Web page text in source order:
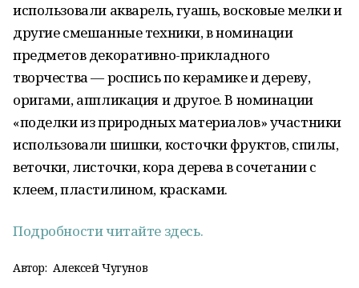
использовали акварель, гуашь, восковые мелки и
другие смешанные техники, в номинации
предметов декоративно-прикладного
творчества — роспись по керамике и дереву,
оригами, аппликация и другое. В номинации
«поделки из природных материалов» участники
использовали шишки, косточки фруктов, спилы,
веточки, листочки, кора дерева в сочетании с
клеем, пластилином, красками.
Подробности читайте здесь.
Автор: Алексей Чугунов